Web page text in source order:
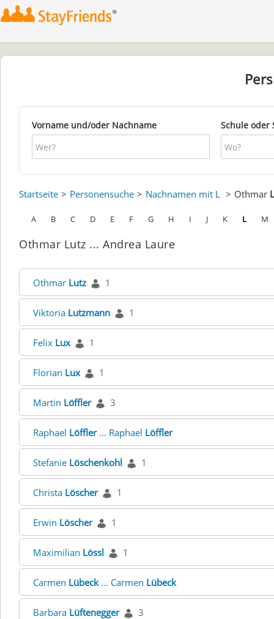
Vorname und/oder Nachname Schule oder
Startseite Personensuche Nachnamen mit L Othmar
A B C D E F G H I J K L M
Othmar Lutz ... Andrea Laure
Othmar Lutz 1
Viktoria Lutzmann 1
Felix Lux 1
Florian Lux 1
Martin Löffler 3
Raphael Löffler... Raphael Löffler
Stefanie Löschenkohl 1
Christa Löscher 1
Erwin Löscher 1
Maximilian Lössl 1
Carmen Lübeck... Carmen Lübeck
Barbara Lüftenegger 3